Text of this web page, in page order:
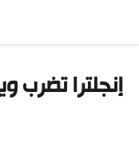
إنجلترا تضرب